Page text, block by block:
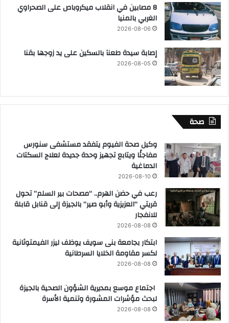
8 مصابين في انقلاب ميكروباص على الصحراوي
الغربي بالمنيا
2026-08-06
إصابة سيدة طعنآ بالسكين على يد زوجها بقنا
2026-08-05
صحة
وكيل صحة الفيوم يتفقد مستشفى سنورس
مفاجئًا ويتابع تجهيز وحدة جديدة لعلاج السكتات
الدماغية
2026-08-10
رعب في حضن الهرم.. “مصحات بير السلم” تحول
قريتي “العزيزية وأبو صير” بالجيزة إلى قنابل قابلة
للانفجار
2026-08-08
ابتكار بجامعة بنى سويف يوظف ليزر الفيمتوثانية
لكسر مقاومة الخلايا السرطانية
2026-08-08
اجتماع موسع بمديرية الشؤون الصحية بالجيزة
لبحث مؤشرات المشورة وتنمية الأسرة
2026-08-08